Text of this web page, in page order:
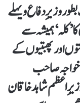
وزیرِ دفاع ویہلے
’کلہ‘ ہمیشہ سے
اور پھبتیوں کے
صاحب
اعظم شاہد خاقان